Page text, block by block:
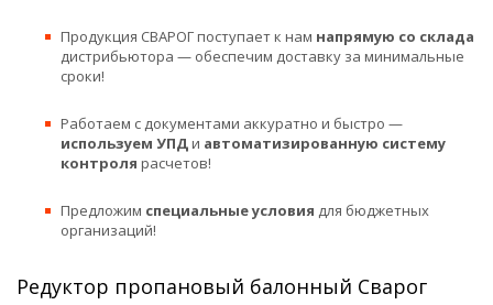
Продукция СВАРОГ поступает к нам напрямую со склада
дистрибьютора — обеспечим доставку за минимальные
сроки!
Работаем с документами аккуратно и быстро —
используем УПДи автоматизированную систему
контроля расчетов!
Предложим специальные условия для бюджетных
организаций!
Редуктор пропановый балонный Сварог